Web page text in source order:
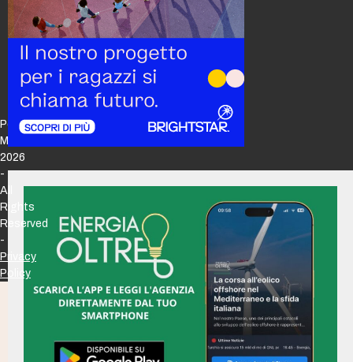
Policy
Maker
2026
-
All
Rights
Reserved
-
Privacy
Policy